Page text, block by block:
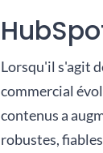
Lorsqu'il s'agit
commercial
contenus a
robustes,